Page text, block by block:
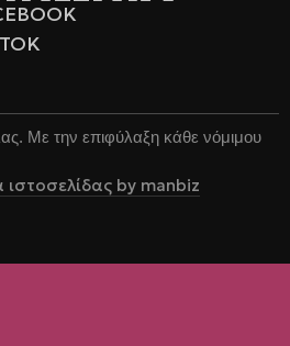
Με την επιφύλαξη κάθε νόμιμου
ιστοσελίδας by manbiz